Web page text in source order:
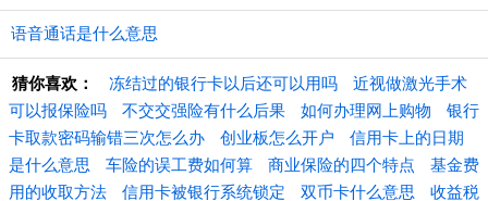
语音通话是什么意思
猜你喜欢： 冻结过的银行卡以后还可以用吗
近视做激光手术
可以报保险吗
不交交强险有什么后果 如何办理网上购物
银行
卡取款密码输错三次怎么办
创业板怎么开户
信用卡上的日期
是什么意思
车险的误工费如何算 商业保险的四个特点
基金费
用的收取方法
信用卡被银行系统锁定 双币卡什么意思 收益税